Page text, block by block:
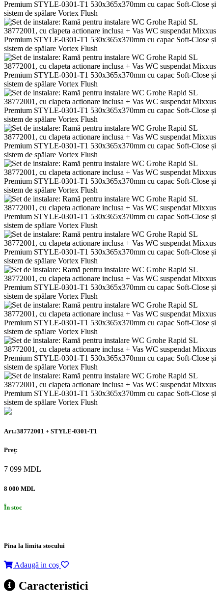
Art.:38772001 + STYLE-0301-T1
Preț:
7 099 MDL
8 000 MDL
În stoc
Pina la limita stocului
Adaugă in coş
Caracteristici